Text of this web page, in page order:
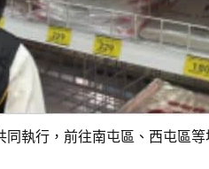
執行，前往南屯區、西屯區